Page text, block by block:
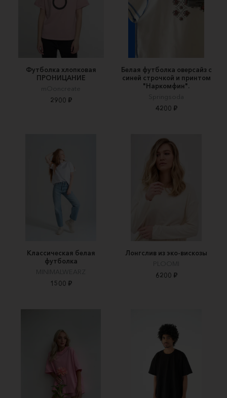
Футболка хлопковая
ПРОНИЦАНИЕ
mOoncreate
2900 ₽
Белая футболка оверсайз с
синей строчкой и принтом
"Наркомфин".
Springsoda
4200 ₽
Классическая белая
футболка
MINIMALWEARZ
1500 ₽
Лонгслив из эко-вискозы
PLOOMI
6200 ₽